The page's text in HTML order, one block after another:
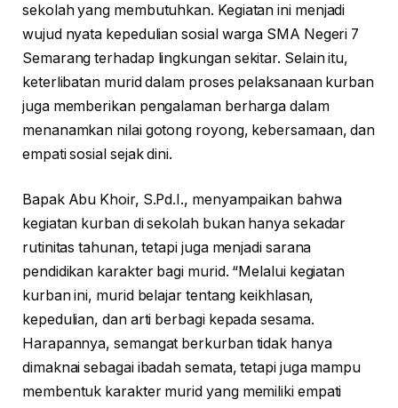
sekolah yang membutuhkan. Kegiatan ini menjadi
wujud nyata kepedulian sosial warga SMA Negeri 7
Semarang terhadap lingkungan sekitar. Selain itu,
keterlibatan murid dalam proses pelaksanaan kurban
juga memberikan pengalaman berharga dalam
menanamkan nilai gotong royong, kebersamaan, dan
empati sosial sejak dini.
Bapak Abu Khoir, S.Pd.I., menyampaikan bahwa
kegiatan kurban di sekolah bukan hanya sekadar
rutinitas tahunan, tetapi juga menjadi sarana
pendidikan karakter bagi murid. “Melalui kegiatan
kurban ini, murid belajar tentang keikhlasan,
kepedulian, dan arti berbagi kepada sesama.
Harapannya, semangat berkurban tidak hanya
dimaknai sebagai ibadah semata, tetapi juga mampu
membentuk karakter murid yang memiliki empati